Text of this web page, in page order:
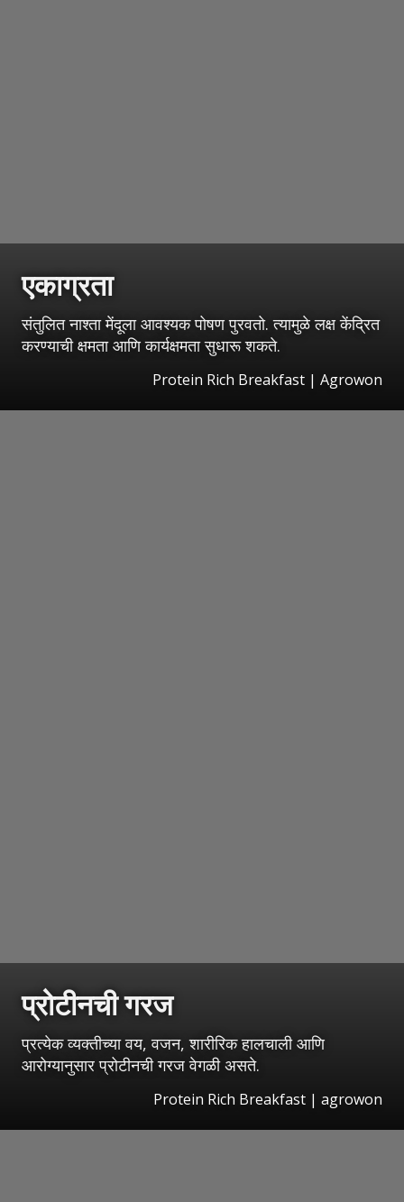
एकाग्रता
संतुलित नाश्ता मेंदूला आवश्यक पोषण पुरवतो. त्यामुळे लक्ष केंद्रित
करण्याची क्षमता आणि कार्यक्षमता सुधारू शकते.
Protein Rich Breakfast | Agrowon
प्रोटीनची गरज
प्रत्येक व्यक्तीच्या वय, वजन, शारीरिक हालचाली आणि
आरोग्यानुसार प्रोटीनची गरज वेगळी असते.
Protein Rich Breakfast | agrowon